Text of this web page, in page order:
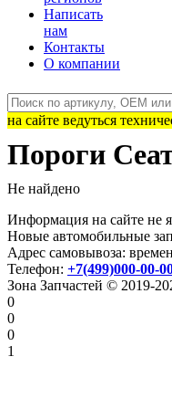
Написать
нам
Контакты
О компании
на сайте ведуться
Пороги
Не найдено
Информация на сайте не
Новые автомобильные
Адрес самовывоза:
Телефон: +7(499)000-00-
Зона Запчастей © 2019-
0
0
0
1